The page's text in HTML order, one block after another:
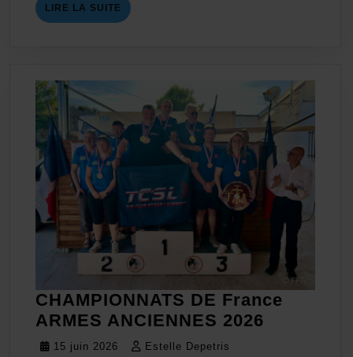
LIRE LA SUITE LIRE
LA
CHAMPIONNATS DE France
ARMES ANCIENNES 2026
15 juin 2026
15
Estelle Depetris